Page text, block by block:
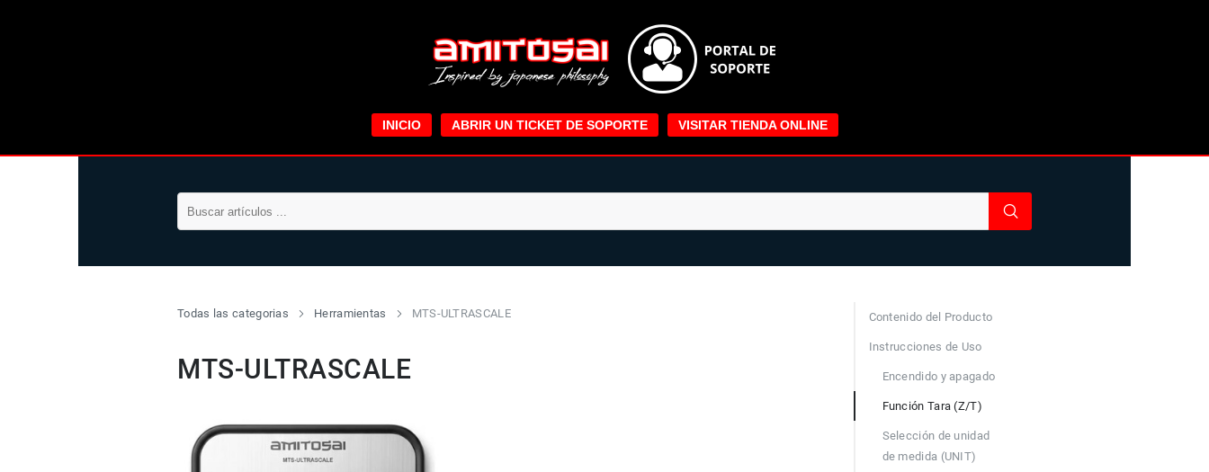
INICIO ABRIR UN TICKET DE SOPORTE VISITAR TIENDA ONLINE
Todas las categorias Herramientas MTS-ULTRASCALE
MTS-ULTRASCALE
Contenido del Producto
Instrucciones de Uso
Encendido y apagado
Función Tara (Z/T)
Selección de unidad
de medida (UNIT)